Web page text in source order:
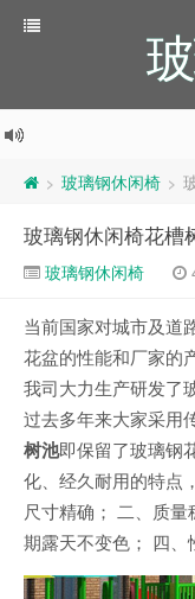
> 玻璃钢休闲椅 >
玻璃钢休闲椅花槽
玻璃钢休闲椅
当前国家对城市及道
花盆的性能和厂家的
我司大力生产研发了
过去多年来大家采用
树池即保留了玻璃钢
化、经久耐用的特点
尺寸精确； 二、质
期露天不变色； 四、